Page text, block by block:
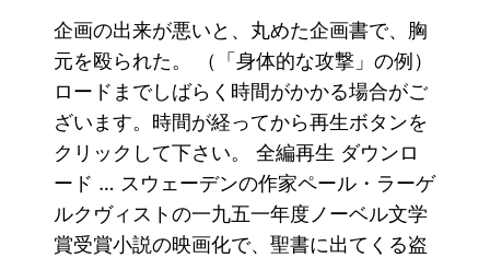
企画の出来が悪いと、丸めた企画書で、胸
元を殴られた。 （「身体的な攻撃」の例）
ロードまでしばらく時間がかかる場合がご
ざいます。時間が経ってから再生ボタンを
クリックして下さい。 全編再生 ダウンロ
ード … スウェーデンの作家ペール・ラーゲ
ルクヴィストの一九五一年度ノーベル文学
賞受賞小説の映画化で、聖書に出てくる盗